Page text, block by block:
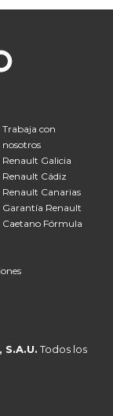
Trabaja con
nosotros
Renault Galicia
Renault Cádiz
Renault Canarias
Garantía Renault
Caetano Fórmula
Todos los